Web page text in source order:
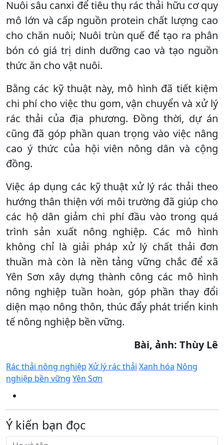
Nuôi sâu canxi để tiêu thụ rác thải hữu cơ quy
mô lớn và cấp nguồn protein chất lượng cao
cho chăn nuôi; Nuôi trùn quế để tạo ra phân
bón có giá trị dinh dưỡng cao và tạo nguồn
thức ăn cho vật nuôi.
Bằng các kỹ thuật này, mô hình đã tiết kiệm
chi phí cho việc thu gom, vận chuyển và xử lý
rác thải của địa phương. Đồng thời, dự án
cũng đã góp phần quan trọng vào việc nâng
cao ý thức của hội viên nông dân và cộng
đồng.
Việc áp dụng các kỹ thuật xử lý rác thải theo
hướng thân thiện với môi trường đã giúp cho
các hộ dân giảm chi phí đầu vào trong quá
trình sản xuất nông nghiệp. Các mô hình
không chỉ là giải pháp xử lý chất thải đơn
thuần mà còn là nền tảng vững chắc để xã
Yên Sơn xây dựng thành công các mô hình
nông nghiệp tuần hoàn, góp phần thay đổi
diện mạo nông thôn, thúc đẩy phát triển kinh
tế nông nghiệp bền vững.
Bài, ảnh: Thùy Lê
Rác thải nông nghiệp Xử lý rác thải Xanh hóa Nông
nghiệp bền vững Yên Sơn
Ý kiến bạn đọc